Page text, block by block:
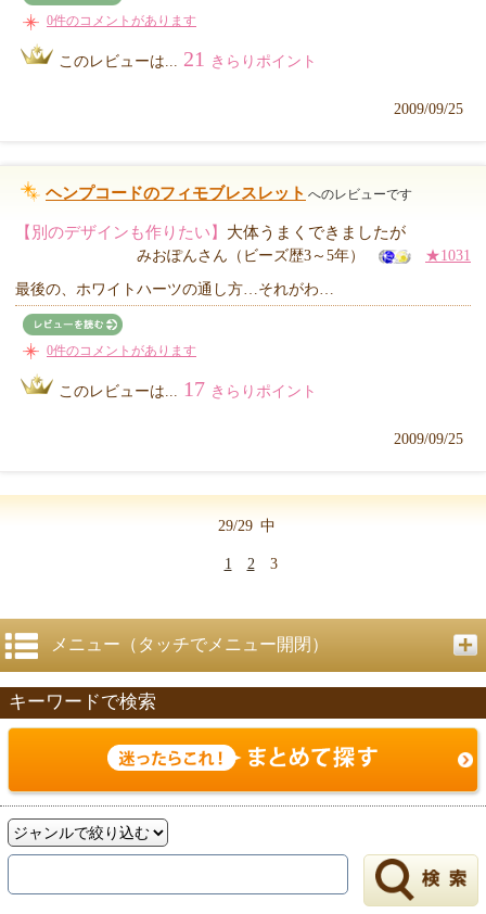
0件のコメントがあります
このレビューは... 21 きらりポイント
2009/09/25
ヘンプコードのフィモブレスレット へのレビューです
【別のデザインも作りたい】 大体うまくできましたが
みおぽんさん（ビーズ歴3～5年） ★1031
最後の、ホワイトハーツの通し方…それがわ…
0件のコメントがあります
このレビューは... 17 きらりポイント
2009/09/25
29/29 中
1 2 3
メニュー（タッチでメニュー開閉）
キーワードで検索